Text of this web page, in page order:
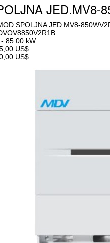
JED.MV8-
JED.MV8-
85.00 kW
US$
US$